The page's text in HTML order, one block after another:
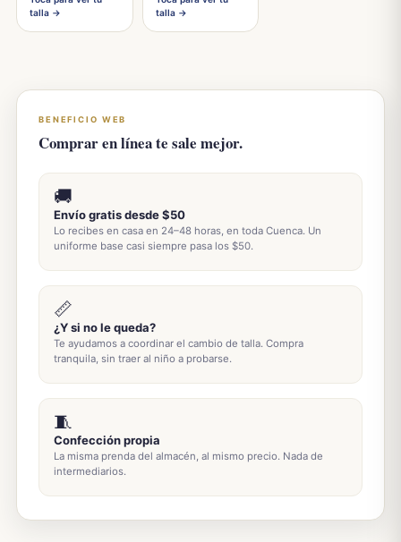
talla →
talla →
BENEFICIO WEB
Comprar en línea te sale mejor.
🚚
Envío gratis desde $50
Lo recibes en casa en 24–48 horas, en toda Cuenca. Un
uniforme base casi siempre pasa los $50.
📏
¿Y si no le queda?
Te ayudamos a coordinar el cambio de talla. Compra
tranquila, sin traer al niño a probarse.
🧵
Confección propia
La misma prenda del almacén, al mismo precio. Nada de
intermediarios.